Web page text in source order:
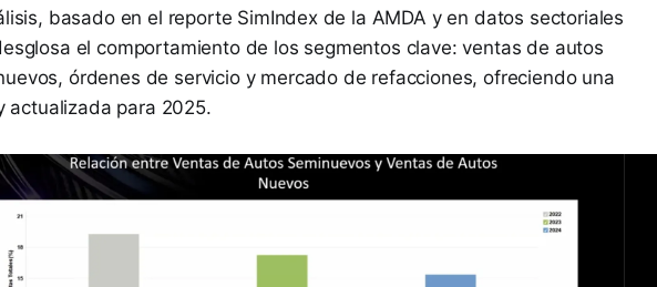
basado en el reporte SimIndex de la AMDA y en datos sectoriales
el comportamiento de los segmentos clave: ventas de autos
órdenes de servicio y mercado de refacciones, ofreciendo una
actualizada para 2025.